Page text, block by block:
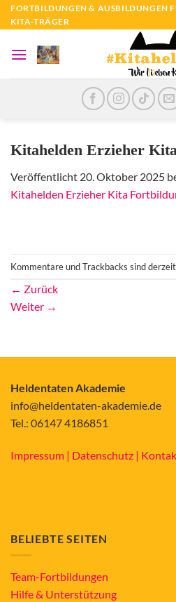
Zum
Inhalt
springen
FORTBILDUNGEN & AUSBILDUNGEN
KITA-TRÄGER
Kitahelden Erzieher
Veröffentlicht 20. Oktober 2025
Kitahelden Erzieher Kita
Kommentare und Trackbacks sind
← Zurück
Weiter →
Heldentaten Akademie
info@heldentaten-akademie.de
Tel.: 06147 4186851
Impressum | Datenschutz |
BELIEBTE SEITEN
Team-Fortbildungen
Hilfe & Unterstützung